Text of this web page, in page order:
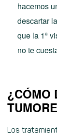
hacemos
descartar
que la 1ª
no te
¿CÓMO
Los